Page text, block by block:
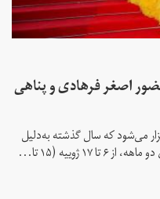
اصغر فرهادی و پناهی
می‌شود که سال گذشته به‌دلیل
ژوییه (۱۵ تا...